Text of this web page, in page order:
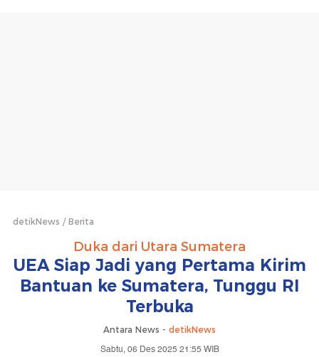
detikNews Berita
Duka dari Utara Sumatera
UEA Siap Jadi yang Pertama Kirim
Bantuan ke Sumatera, Tunggu RI
Terbuka
Antara News - detikNews
Sabtu, 06 Des 2025 21:55 WIB